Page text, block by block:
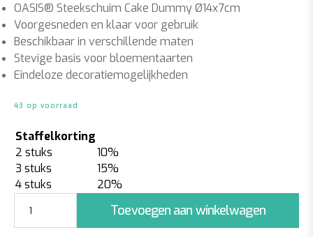
OASIS® Steekschuim Cake Dummy Ø14x7cm
Voorgesneden en klaar voor gebruik
Beschikbaar in verschillende maten
Stevige basis voor bloementaarten
Eindeloze decoratiemogelijkheden
43 op voorraad
Staffelkorting
2 stuks
10%
3 stuks
15%
4 stuks
20%
Cake
Dummy
Toevoegen aan winkelwagen